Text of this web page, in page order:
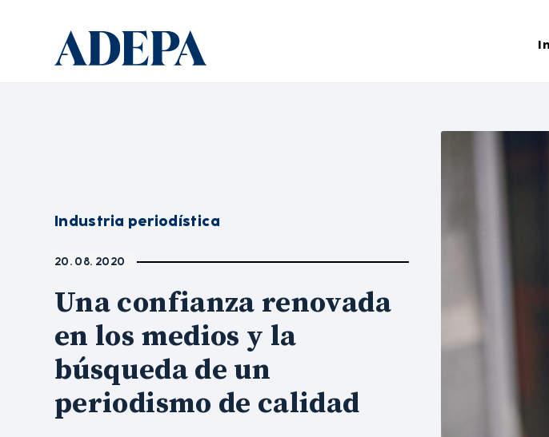
Industria periodística
20. 08. 2020
Una confianza renovada
en los medios y la
búsqueda de un
periodismo de calidad